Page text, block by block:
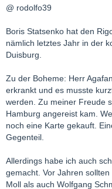
@ rodolfo39
Boris Statsenko hat den
nämlich letztes Jahr in der
Duisburg.
Zu der Boheme: Herr
erkrankt und es musste
werden. Zu meiner Freude
Hamburg angereist kam.
noch eine Karte gekauft.
Gegenteil.
Allerdings habe ich auch
gemacht. Vor Jahren
Moll als auch Wolfgang